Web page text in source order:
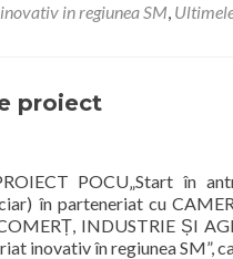
in regiunea SM,
proiect
POCU„Start în
în parteneriat cu
INDUSTRIE ȘI
inovativ în regiunea SM”,